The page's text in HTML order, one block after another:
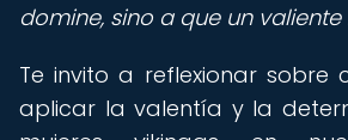
domine, sino a que un valiente
Te invito a reflexionar sobre
aplicar la valentía y la